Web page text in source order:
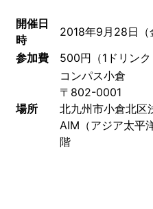
開催日
時
2018年9月28日
参加費
500円（1ドリンク
場所
コンパス小倉
〒802-0001
北九州市小倉北区
AIM（アジア太平
階